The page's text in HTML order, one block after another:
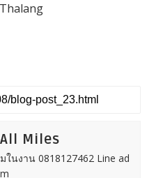
Miles
ในงาน 0818127462 Line ad